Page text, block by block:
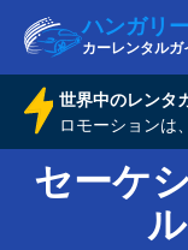
ハンガリー
カーレンタルガ
世界中のレンタ
ロモーションは
セーケ